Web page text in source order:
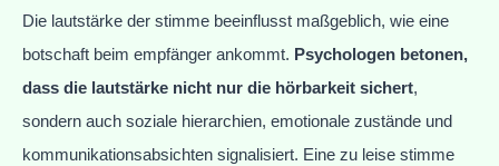
Die lautstärke der stimme beeinflusst maßgeblich, wie eine
botschaft beim empfänger ankommt. Psychologen betonen,
dass die lautstärke nicht nur die hörbarkeit sichert,
sondern auch soziale hierarchien, emotionale zustände und
kommunikationsabsichten signalisiert. Eine zu leise stimme